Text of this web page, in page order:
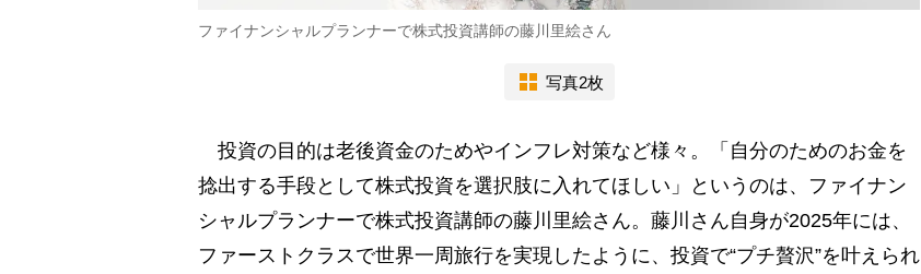
ファイナンシャルプランナーで株式投資講師の藤川里絵さん
写真2枚
投資の目的は老後資金のためやインフレ対策など様々。「自分のためのお金を
捻出する手段として株式投資を選択肢に入れてほしい」というのは、ファイナン
シャルプランナーで株式投資講師の藤川里絵さん。藤川さん自身が2025年には、
ファーストクラスで世界一周旅行を実現したように、投資で“プチ贅沢”を叶えられ